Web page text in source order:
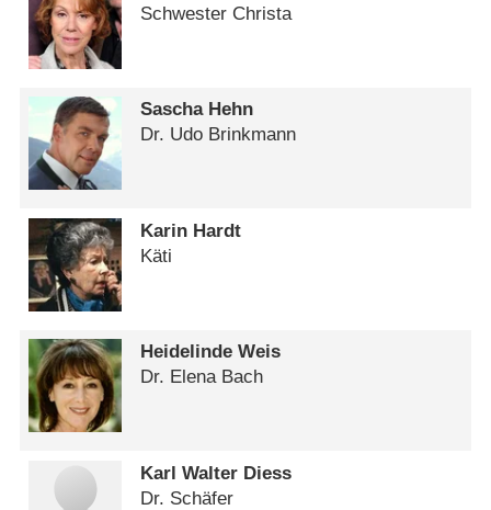
Schwester Christa
Sascha Hehn
Dr. Udo Brinkmann
Karin Hardt
Käti
Heidelinde Weis
Dr. Elena Bach
Karl Walter Diess
Dr. Schäfer